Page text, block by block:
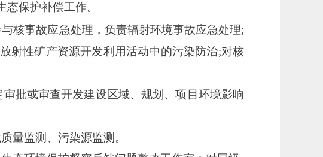
保护补偿工作。
核事故应急处理，负责辐射环境事故应急处理;
射性矿产资源开发利用活动中的污染防治;对核
批或审查开发建设区域、规划、项目环境影响
量监测、污染源监测。